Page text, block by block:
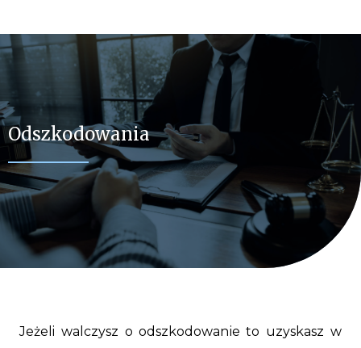
Odszkodowania
Jeżeli walczysz o odszkodowanie to uzyskasz w